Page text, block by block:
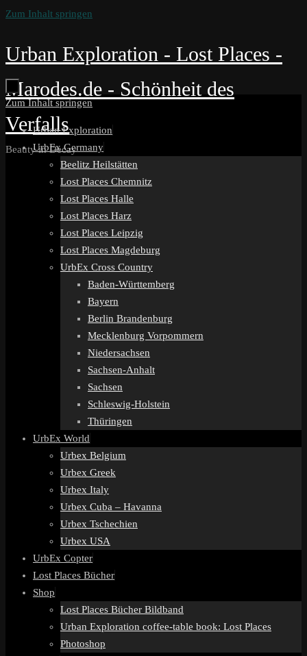
Zum Inhalt springen
Urban Exploration - Lost Places -
Marodes.de - Schönheit des
Verfalls
Beauty in Decay
Zum Inhalt springen
Urban Exploration
UrbEx Germany
Beelitz Heilstätten
Lost Places Chemnitz
Lost Places Halle
Lost Places Harz
Lost Places Leipzig
Lost Places Magdeburg
UrbEx Cross Country
Baden-Württemberg
Bayern
Berlin Brandenburg
Mecklenburg Vorpommern
Niedersachsen
Sachsen-Anhalt
Sachsen
Schleswig-Holstein
Thüringen
UrbEx World
Urbex Belgium
Urbex Greek
Urbex Italy
Urbex Cuba – Havanna
Urbex Tschechien
Urbex USA
UrbEx Copter
Lost Places Bücher
Shop
Lost Places Bücher Bildband
Urban Exploration coffee-table book: Lost Places
Photoshop